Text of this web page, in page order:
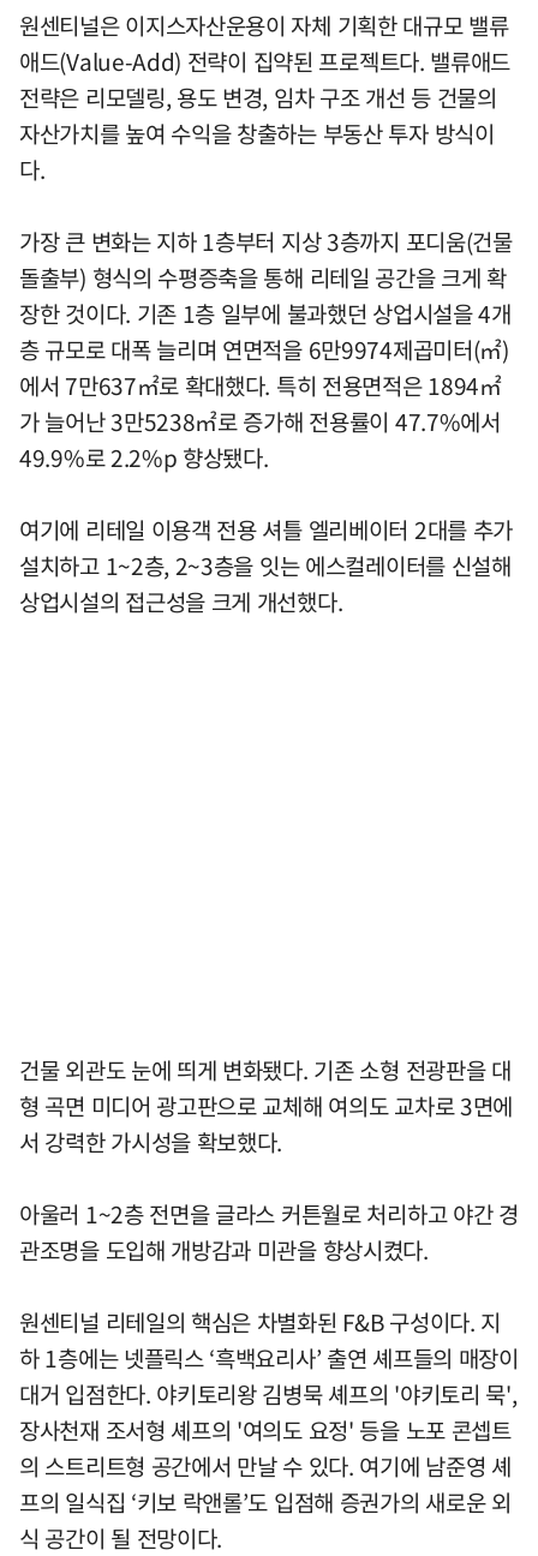
원센티널은 이지스자산운용이 자체 기획한 대규모 밸류
애드(Value-Add) 전략이 집약된 프로젝트다. 밸류애드
전략은 리모델링, 용도 변경, 임차 구조 개선 등 건물의
자산가치를 높여 수익을 창출하는 부동산 투자 방식이
다.
가장 큰 변화는 지하 1층부터 지상 3층까지 포디움(건물
돌출부) 형식의 수평증축을 통해 리테일 공간을 크게 확
장한 것이다. 기존 1층 일부에 불과했던 상업시설을 4개
층 규모로 대폭 늘리며 연면적을 6만9974제곱미터(㎡)
에서 7만637㎡로 확대했다. 특히 전용면적은 1894㎡
가 늘어난 3만5238㎡로 증가해 전용률이 47.7%에서
49.9%로 2.2%p 향상됐다.
여기에 리테일 이용객 전용 셔틀 엘리베이터 2대를 추가
설치하고 1~2층, 2~3층을 잇는 에스컬레이터를 신설해
상업시설의 접근성을 크게 개선했다.
건물 외관도 눈에 띄게 변화됐다. 기존 소형 전광판을 대
형 곡면 미디어 광고판으로 교체해 여의도 교차로 3면에
서 강력한 가시성을 확보했다.
아울러 1~2층 전면을 글라스 커튼월로 처리하고 야간 경
관조명을 도입해 개방감과 미관을 향상시켰다.
원센티널 리테일의 핵심은 차별화된 F&B 구성이다. 지
하 1층에는 넷플릭스 ‘흑백요리사’ 출연 셰프들의 매장이
대거 입점한다. 야키토리왕 김병묵 셰프의 '야키토리 묵',
장사천재 조서형 셰프의 '여의도 요정' 등을 노포 콘셉트
의 스트리트형 공간에서 만날 수 있다. 여기에 남준영 셰
프의 일식집 ‘키보 락앤롤’도 입점해 증권가의 새로운 외
식 공간이 될 전망이다.